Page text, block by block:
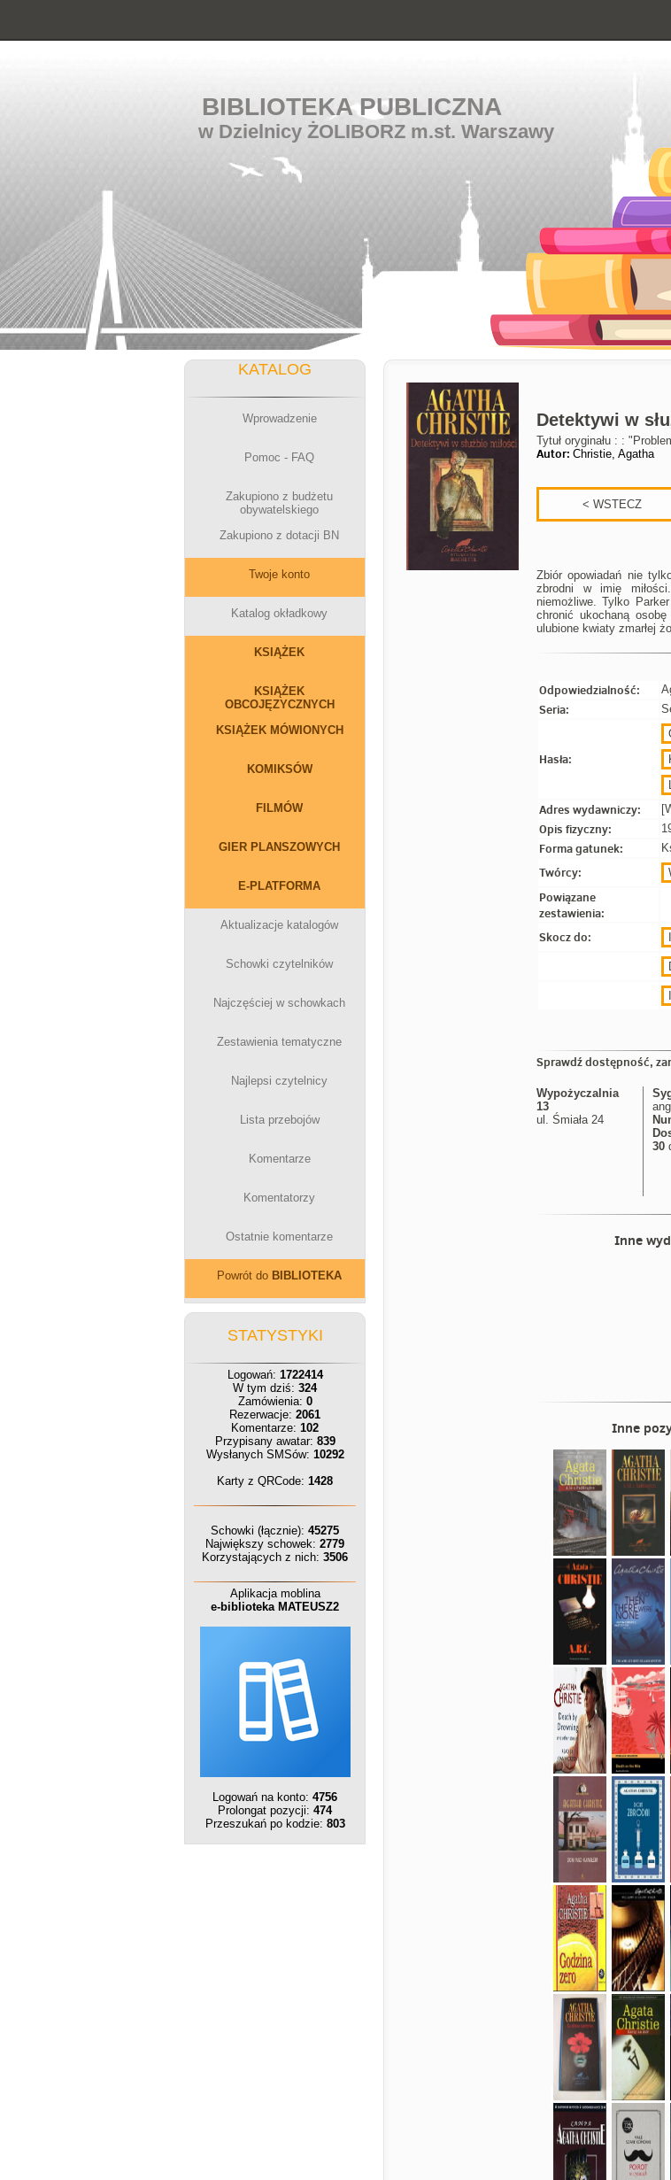
BIBLIOTEKA PUBLICZNA
w Dzielnicy ŻOLIBORZ m.st. Warszawy
KATALOG
Wprowadzenie
Pomoc - FAQ
Zakupiono z budżetu
obywatelskiego
Zakupiono z dotacji BN
Twoje konto
Katalog okładkowy
KSIĄŻEK
KSIĄŻEK
OBCOJĘZYCZNYCH
KSIĄŻEK MÓWIONYCH
KOMIKSÓW
FILMÓW
GIER PLANSZOWYCH
E-PLATFORMA
Aktualizacje katalogów
Schowki czytelników
Najczęściej w schowkach
Zestawienia tematyczne
Najlepsi czytelnicy
Lista przebojów
Komentarze
Komentatorzy
Ostatnie komentarze
Powrót do BIBLIOTEKA
STATYSTYKI
Logowań: 1722414
W tym dziś: 324
Zamówienia: 0
Rezerwacje: 2061
Komentarze: 102
Przypisany awatar: 839
Wysłanych SMSów: 10292
Karty z QRCode: 1428
Schowki (łącznie): 45275
Największy schowek: 2779
Korzystających z nich: 3506
Aplikacja moblina
e-biblioteka MATEUSZ2
Logowań na konto: 4756
Prolongat pozycji: 474
Przeszukań po kodzie: 803
Detektywi w
Tytuł oryginału : :
Autor: Christie, Agatha
Zbiór opowiadań nie
zbrodni w imię
niemożliwe. Tylko
chronić ukochaną
ulubione kwiaty zmarłej
Odpowiedzialność:
Seria:
Hasła:
Adres wydawniczy:
Opis fizyczny:
Forma gatunek:
Twórcy:
Powiązane
zestawienia:
Skocz do:
Sprawdź dostępność,
Wypożyczalnia
13
ul. Śmiała 24
30
Inne
Inne